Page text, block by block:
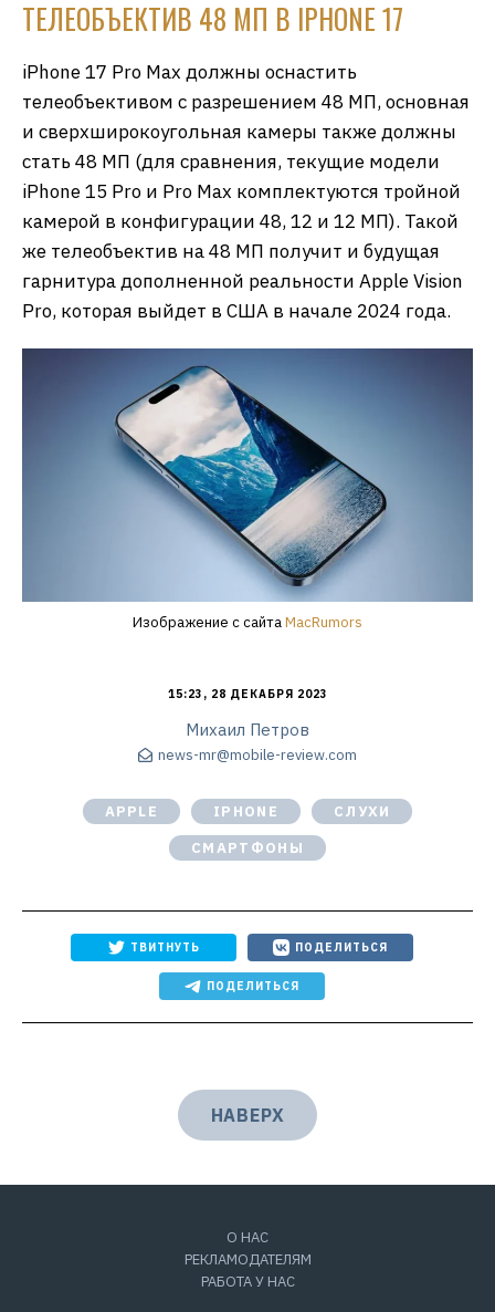
ТЕЛЕОБЪЕКТИВ 48 МП В IPHONE 17
iPhone 17 Pro Max должны оснастить
телеобъективом с разрешением 48 МП, основная
и сверхширокоугольная камеры также должны
стать 48 МП (для сравнения, текущие модели
iPhone 15 Pro и Pro Max комплектуются тройной
камерой в конфигурации 48, 12 и 12 МП). Такой
же телеобъектив на 48 МП получит и будущая
гарнитура дополненной реальности Apple Vision
Pro, которая выйдет в США в начале 2024 года.
Изображение с сайтаMacRumors
15:23, 28 ДЕКАБРЯ 2023
Михаил Петров
news-mr@mobile-review.com
APPLE IPHONE
СЛУХИ
СМАРТФОНЫ
ТВИТНУТЬ ПОДЕЛИТЬСЯ
ПОДЕЛИТЬСЯ
НАВЕРХ
О НАС
РЕКЛАМОДАТЕЛЯМ
РАБОТА У НАС